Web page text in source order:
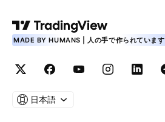
MADE BY HUMANS | 人の手で作られています
日本語